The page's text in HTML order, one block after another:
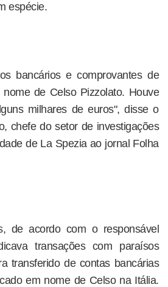
espécie.
bancários e comprovantes de
de Celso Pizzolato. Houve
milhares de euros", disse o
chefe do setor de investigações
de La Spezia ao jornal Folha
de acordo com o responsável
transações com paraísos
transferido de contas bancárias
em nome de Celso na Itália.